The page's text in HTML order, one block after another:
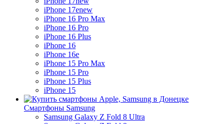
iPhone 17enew
iPhone 16 Pro Max
iPhone 16 Pro
iPhone 16 Plus
iPhone 16
iPhone 16e
iPhone 15 Pro Max
iPhone 15 Pro
iPhone 15 Plus
iPhone 15
Смартфоны Samsung
Samsung Galaxy Z Fold 8 Ultra